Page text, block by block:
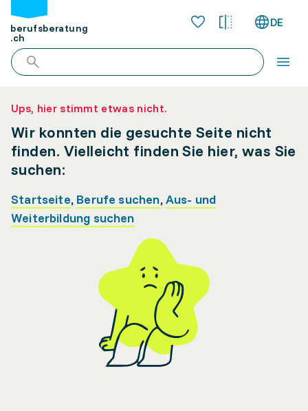
berufsberatung
.ch
DE
Ups, hier stimmt etwas nicht.
Wir konnten die gesuchte Seite nicht
finden. Vielleicht finden Sie hier, was Sie
suchen:
Startseite, Berufe suchen,Aus- und
Weiterbildung suchen